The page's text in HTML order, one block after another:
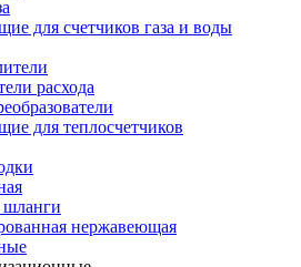
для счетчиков газа и воды
расхода
для теплосчетчиков
нержавеющая